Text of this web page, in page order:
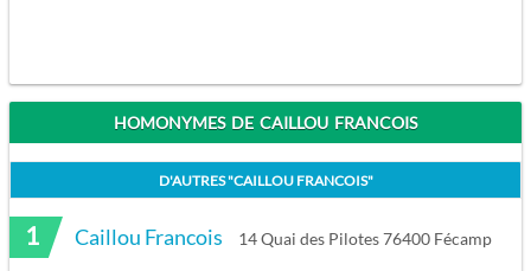
HOMONYMES DE CAILLOU FRANCOIS
D'AUTRES "CAILLOU FRANCOIS"
1 Caillou Francois 14 Quai des Pilotes 76400 Fécamp